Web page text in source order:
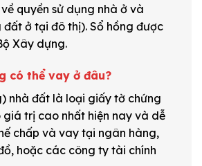
quyền sử dụng nhà ở và
đất ở tại đô thị). Sổ hồng được
Xây dựng.
có thể vay ở đâu?
nhà đất là loại giấy tờ chứng
giá trị cao nhất hiện nay và dễ
chấp và vay tại ngân hàng,
hoặc các công ty tài chính